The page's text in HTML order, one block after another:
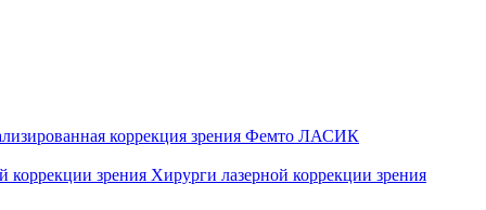
коррекция зрения Фемто ЛАСИК
коррекции зрения Хирурги лазерной коррекции зрения